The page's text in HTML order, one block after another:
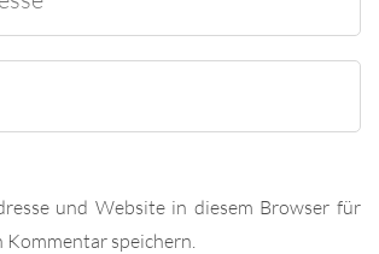
und Website in diesem Browser für
Kommentar speichern.